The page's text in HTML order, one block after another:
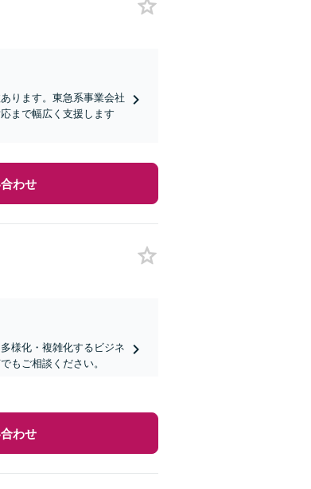
ります。東急系事業会社
まで幅広く支援します
わせ
様化・複雑化するビジネ
もご相談ください。
わせ